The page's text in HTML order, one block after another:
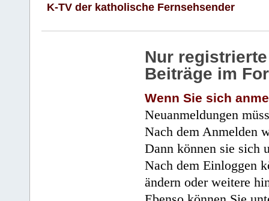
K-TV der katholische Fernsehsender
Nur
Beiträge im
Wenn Sie sich
Neuanmeldungen
Nach dem Anmelden
Dann können sie sich
Nach dem Einloggen
ändern oder weitere